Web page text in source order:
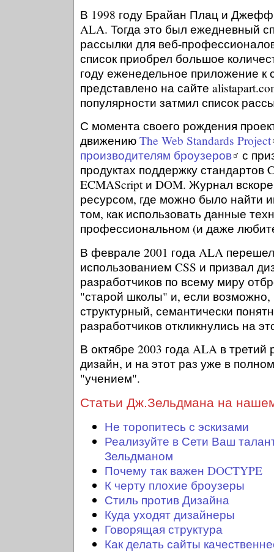
В 1998 году Брайан Плац и
ALA. Тогда это был ежедневный
рассылки для веб-
список приобрел большое
году еженедельное приложение к
представлено на сайте
популярности затмил список
С момента своего рождения
движению The Web Standards Project
производителям броузеров
с
продуктах поддержку стандартов
ECMAScript и DOM. Журнал
ресурсом, где можно было найти
том, как использовать данные
профессиональном (и даже
В феврале 2001 года ALA
использованием CSS и призвал
разработчиков по всему миру
"старой школы" и, если возможно,
структурный, семантически
разработчиков откликнулись на
В октябре 2003 года ALA в третий
дизайн, и на этот раз уже в
"учением".
Статьи Дж.Зельдмана на
Не торопитесь с эскизами
Реализуйте в Сети Ваш
Зельдманом
Почему так важен DOCTYPE
К черту плохие броузеры
Стиль против Дизайна
Куда уходят дизайнеры
Говорящая структура
Как делать сайты